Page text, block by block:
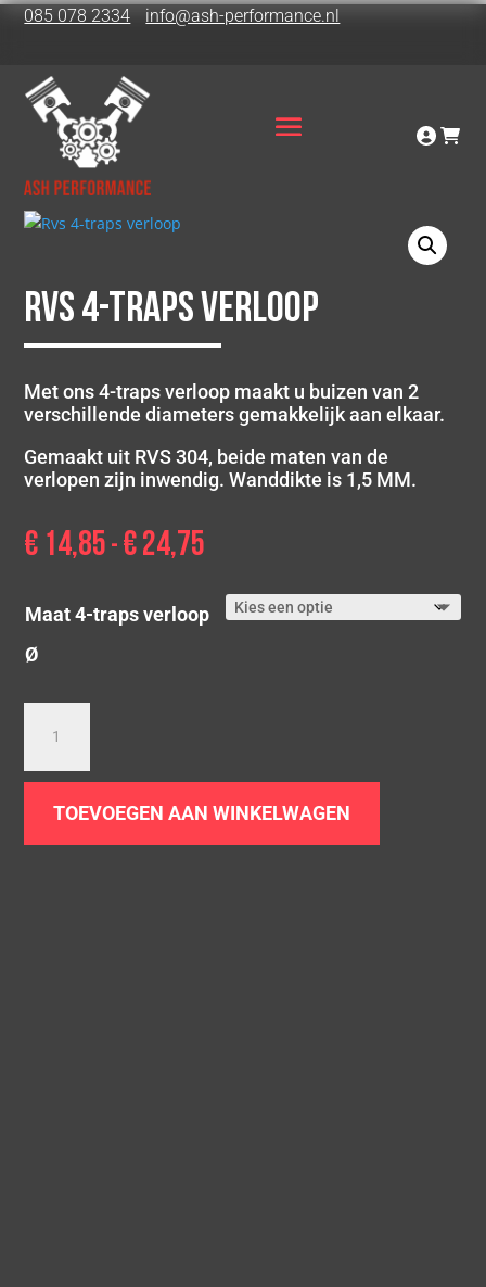
085 078 2334 info@ash-performance.nl
Rvs 4-traps verloop
Met ons 4-traps verloop maakt u buizen van 2
verschillende diameters gemakkelijk aan elkaar.
Gemaakt uit RVS 304, beide maten van de
verlopen zijn inwendig. Wanddikte is 1,5 MM.
€ 14,85 - €24,75
tot
€ 24,75
Maat 4-traps verloop
Ø
verloop
aantal
TOEVOEGEN AAN WINKELWAGEN